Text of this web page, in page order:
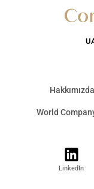
Hakkımızda
World
LinkedIn